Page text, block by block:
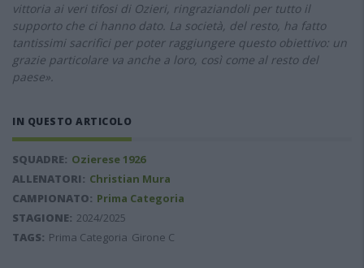
vittoria ai veri tifosi di Ozieri, ringraziandoli per tutto il
supporto che ci hanno dato. La società, del resto, ha fatto
tantissimi sacrifici per poter raggiungere questo obiettivo: un
grazie particolare va anche a loro, così come al resto del
paese».
IN QUESTO ARTICOLO
SQUADRE: Ozierese 1926
ALLENATORI: Christian Mura
CAMPIONATO: Prima Categoria
STAGIONE: 2024/2025
TAGS: Prima Categoria Girone C